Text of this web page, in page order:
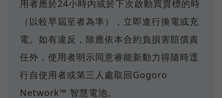
用者應於24小時內或於下次啟動買賣標的時
（以較早屆至者為準），立即進行換電或充
電。如有違反，除應依本合約負損害賠償責
任外，使用者明示同意睿能新動力得隨時逕
行自使用者或第三人處取回Gogoro
Network™ 智慧電池。